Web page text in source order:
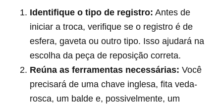
Identifique o tipo de registro: Antes de
iniciar a troca, verifique se o registro é de
esfera, gaveta ou outro tipo. Isso ajudará na
escolha da peça de reposição correta.
Reúna as ferramentas necessárias: Você
precisará de uma chave inglesa, fita veda-
rosca, um balde e, possivelmente, um